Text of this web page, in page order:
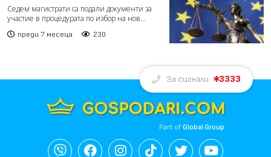
европейски прокурори след
отстраняването на Теодора Георгиева
Седем магистрати са подали документи за
участие в процедурата по избор на нов
преди 7 месеца 230
За сигнали: 3333
Part ofGlobal Group